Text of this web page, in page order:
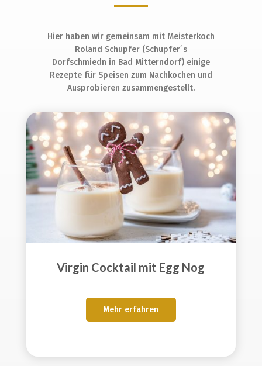
Hier haben wir gemeinsam mit Meisterkoch
Roland Schupfer (Schupfer´s
Dorfschmiedn in Bad Mitterndorf) einige
Rezepte für Speisen zum Nachkochen und
Ausprobieren zusammengestellt.
Virgin Cocktail mit Egg Nog
Mehr erfahren